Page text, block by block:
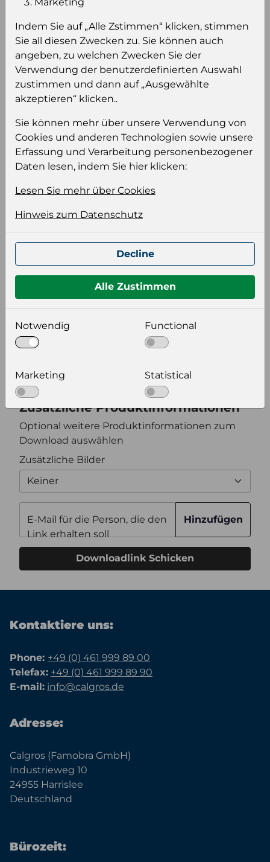
Sie müssen eingeloggt sein, um Preise zu
sehen und/oder dieses Produkt zu kaufen.
Einloggen Anmeldung für B2B Konto
Produktinformation
Ihre Produktdatei aus
Sprache
Keiner
Format auswählen
wählen Sie eine Auflösung für Ihr Bild aus
Zusätzliche Produktinformationen
Optional weitere Produktinformationen zum
Download auswählen
Zusätzliche Bilder
Keiner
E-Mail für die Person, die den
Link erhalten soll
Hinzufügen
Downloadlink Schicken
Kontaktiere uns:
Phone: +49 (0) 461 999 89 00
Telefax: +49 (0) 461 999 89 90
E-mail: info@calgros.de
Adresse:
Calgros (Famobra GmbH)
Industrieweg 10
24955 Harrislee
Deutschland
Bürozeit:
Marketing
Indem Sie auf „Alle Zstimmen“ klicken, stimmen
Sie all diesen Zwecken zu. Sie können auch
angeben, zu welchen Zwecken Sie der
Verwendung der benutzerdefinierten Auswahl
zustimmen und dann auf „Ausgewählte
akzeptieren“ klicken..
Sie können mehr über unsere Verwendung von
Cookies und anderen Technologien sowie unsere
Erfassung und Verarbeitung personenbezogener
Daten lesen, indem Sie hier klicken:
Lesen Sie mehr über Cookies
Hinweis zum Datenschutz
Decline
Alle Zustimmen
Notwendig Functional
Marketing Statistical